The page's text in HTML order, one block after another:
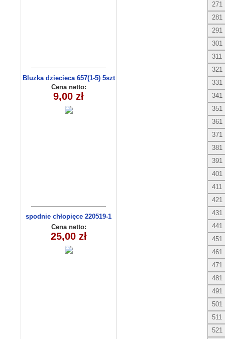
Bluzka dziecieca 657(1-5) 5szt
Cena netto:
9,00 zł
spodnie chłopięce 220519-1
(1-6) 5szt
Cena netto:
25,00 zł
271
281
291
301
311
321
331
341
351
361
371
381
391
401
411
421
431
441
451
461
471
481
491
501
511
521